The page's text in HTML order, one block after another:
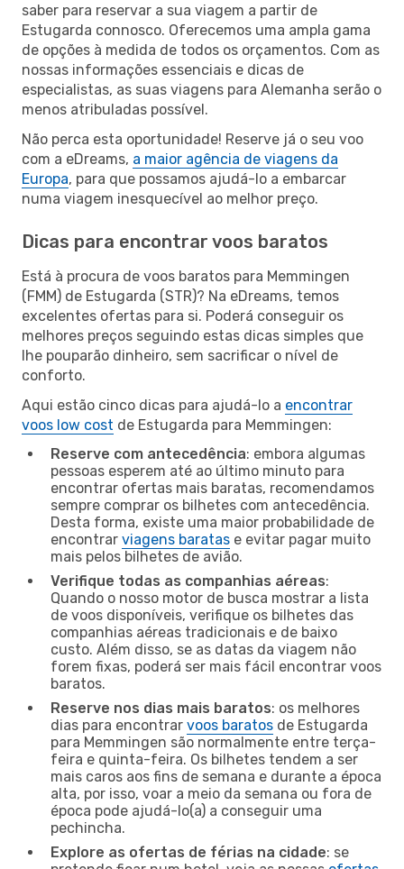
saber para reservar a sua viagem a partir de
Estugarda connosco. Oferecemos uma ampla gama
de opções à medida de todos os orçamentos. Com as
nossas informações essenciais e dicas de
especialistas, as suas viagens para Alemanha serão o
menos atribuladas possível.
Não perca esta oportunidade! Reserve já o seu voo
com a eDreams, a maior agência de viagens da
Europa, para que possamos ajudá-lo a embarcar
numa viagem inesquecível ao melhor preço.
Dicas para encontrar voos baratos
Está à procura de voos baratos para Memmingen
(FMM) de Estugarda (STR)? Na eDreams, temos
excelentes ofertas para si. Poderá conseguir os
melhores preços seguindo estas dicas simples que
lhe pouparão dinheiro, sem sacrificar o nível de
conforto.
Aqui estão cinco dicas para ajudá-lo a encontrar
voos low cost de Estugarda para Memmingen:
Reserve com antecedência: embora algumas
pessoas esperem até ao último minuto para
encontrar ofertas mais baratas, recomendamos
sempre comprar os bilhetes com antecedência.
Desta forma, existe uma maior probabilidade de
encontrar viagens baratas e evitar pagar muito
mais pelos bilhetes de avião.
Verifique todas as companhias aéreas:
Quando o nosso motor de busca mostrar a lista
de voos disponíveis, verifique os bilhetes das
companhias aéreas tradicionais e de baixo
custo. Além disso, se as datas da viagem não
forem fixas, poderá ser mais fácil encontrar voos
baratos.
Reserve nos dias mais baratos: os melhores
dias para encontrar voos baratos de Estugarda
para Memmingen são normalmente entre terça-
feira e quinta-feira. Os bilhetes tendem a ser
mais caros aos fins de semana e durante a época
alta, por isso, voar a meio da semana ou fora de
época pode ajudá-lo(a) a conseguir uma
pechincha.
Explore as ofertas de férias na cidade: se